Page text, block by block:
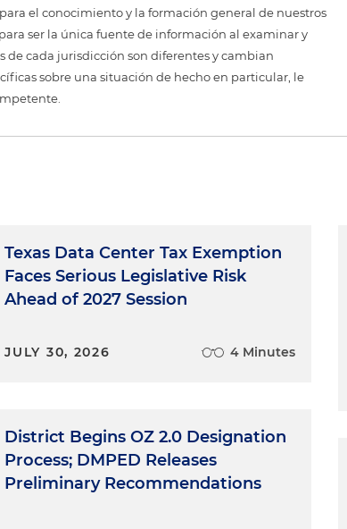
el conocimiento y la formación general de nuestros
ser la única fuente de información al examinar y
de cada jurisdicción son diferentes y cambian
sobre una situación de hecho en particular, le
Texas Data Center Tax Exemption
Faces Serious Legislative Risk
Ahead of 2027 Session
JULY 30, 2026 4 Minutes
District Begins OZ 2.0 Designation
Process; DMPED Releases
Preliminary Recommendations